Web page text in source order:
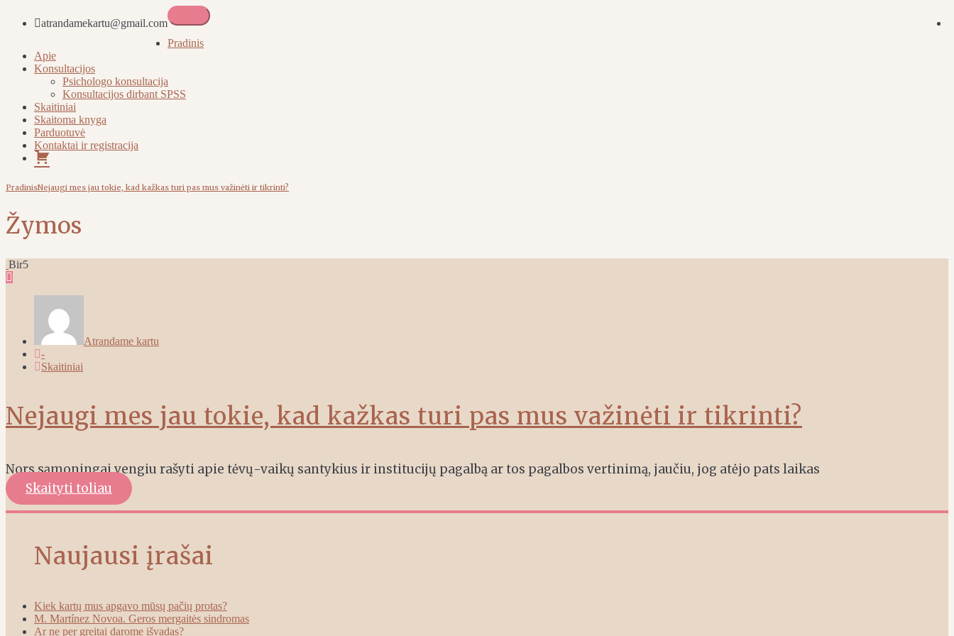
atrandamekartu@gmail.com
Atrandame kartu
Pradinis
Apie
Konsultacijos
Psichologo konsultacija
Konsultacijos dirbant SPSS
Skaitiniai
Skaitoma knyga
Parduotuvė
Kontaktai ir registracija
Pirkinių
krepšelis
PradinisNejaugi mes jau tokie, kad kažkas turi pas mus važinėti ir tikrinti?
Žymos
Bir5
Atrandame kartu
-
Skaitiniai
Nejaugi mes jau tokie, kad kažkas turi pas mus važinėti ir tikrinti?
Nors sąmoningai vengiu rašyti apie tėvų-vaikų santykius ir institucijų pagalbą ar tos pagalbos vertinimą, jaučiu, jog atėjo pats laikas
Skaityti toliau
Naujausi įrašai
Kiek kartų mus apgavo mūsų pačių protas?
M. Martínez Novoa. Geros mergaitės sindromas
Ar ne per greitai darome išvadas?